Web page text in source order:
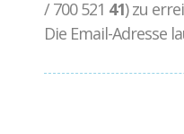
/ 700 521 41) zu
Die Email-Adresse